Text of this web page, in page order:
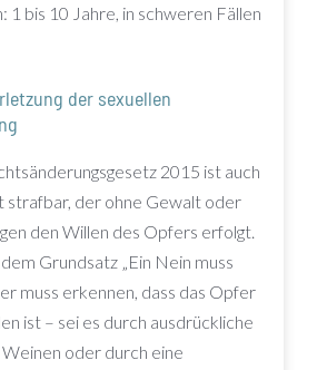
1 bis 10 Jahre, in schweren Fällen
der sexuellen
2015 ist auch
strafbar, der ohne Gewalt oder
den Willen des Opfers erfolgt.
Grundsatz „Ein Nein muss
muss erkennen, dass das Opfer
ist – sei es durch ausdrückliche
oder durch eine